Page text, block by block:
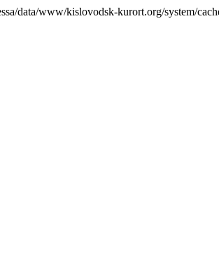
data/www/kislovodsk-kurort.org/system/